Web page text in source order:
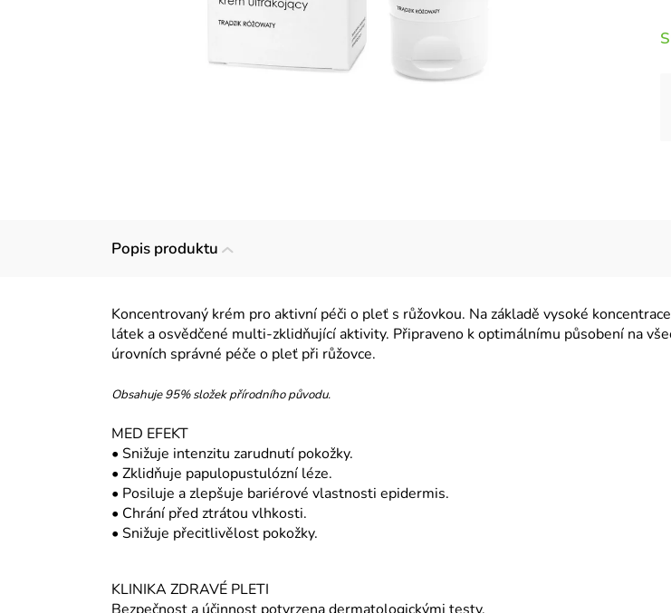
Popis produktu
Koncentrovaný krém pro aktivní péči o pleť s růžovkou. Na základě vysoké
látek a osvědčené multi-zklidňující aktivity. Připraveno k optimálnímu působení na
úrovních správné péče o pleť při růžovce.
Obsahuje 95% složek přírodního původu.
MED EFEKT
• Snižuje intenzitu zarudnutí pokožky.
• Zklidňuje papulopustulózní léze.
• Posiluje a zlepšuje bariérové ​​vlastnosti epidermis.
• Chrání před ztrátou vlhkosti.
• Snižuje přecitlivělost pokožky.
KLINIKA ZDRAVÉ PLETI